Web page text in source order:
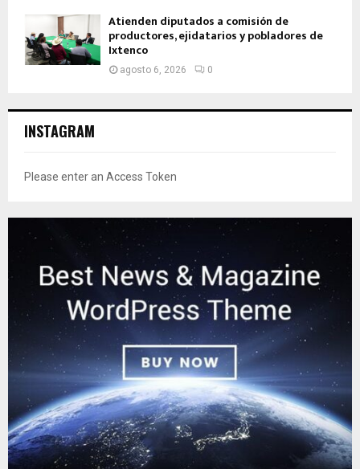
Atienden diputados a comisión de
productores, ejidatarios y pobladores de
Ixtenco
agosto 6, 2026 0
INSTAGRAM
Please enter an Access Token